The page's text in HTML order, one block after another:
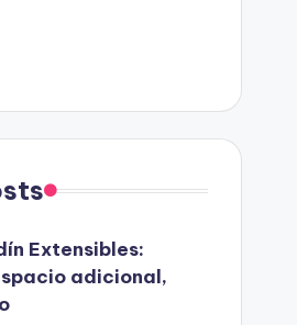
Extensibles:
adicional,